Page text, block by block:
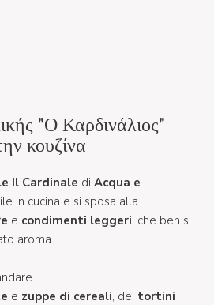
"Ο Καρδινάλιος"
κουζίνα
Il Cardinale di Acqua e
in cucina e si sposa alla
e condimenti leggeri, che ben si
aroma.
e zuppe di cereali, dei tortini